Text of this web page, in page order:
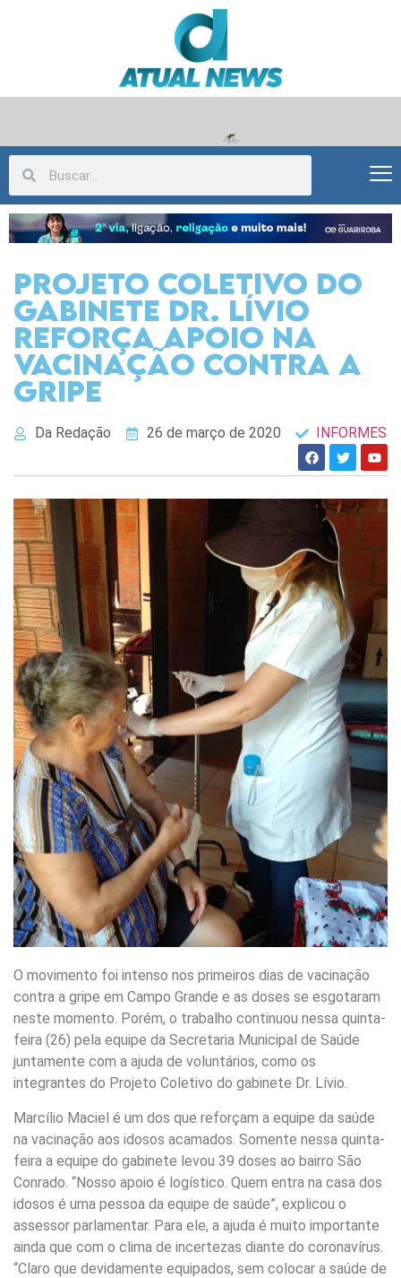
Projeto Coletivo do
gabinete Dr. Lívio
reforça apoio na
vacinação contra a
gripe
Da Redação 26 de março de 2020 INFORMES
O movimento foi intenso nos primeiros dias de vacinação
contra a gripe em Campo Grande e as doses se esgotaram
neste momento. Porém, o trabalho continuou nessa quinta-
feira (26) pela equipe da Secretaria Municipal de Saúde
juntamente com a ajuda de voluntários, como os
integrantes do Projeto Coletivo do gabinete Dr. Lívio.
Marcílio Maciel é um dos que reforçam a equipe da saúde
na vacinação aos idosos acamados. Somente nessa quinta-
feira a equipe do gabinete levou 39 doses ao bairro São
Conrado. “Nosso apoio é logístico. Quem entra na casa dos
idosos é uma pessoa da equipe de saúde”, explicou o
assessor parlamentar. Para ele, a ajuda é muito importante
ainda que com o clima de incertezas diante do coronavírus.
“Claro que devidamente equipados, sem colocar a saúde de